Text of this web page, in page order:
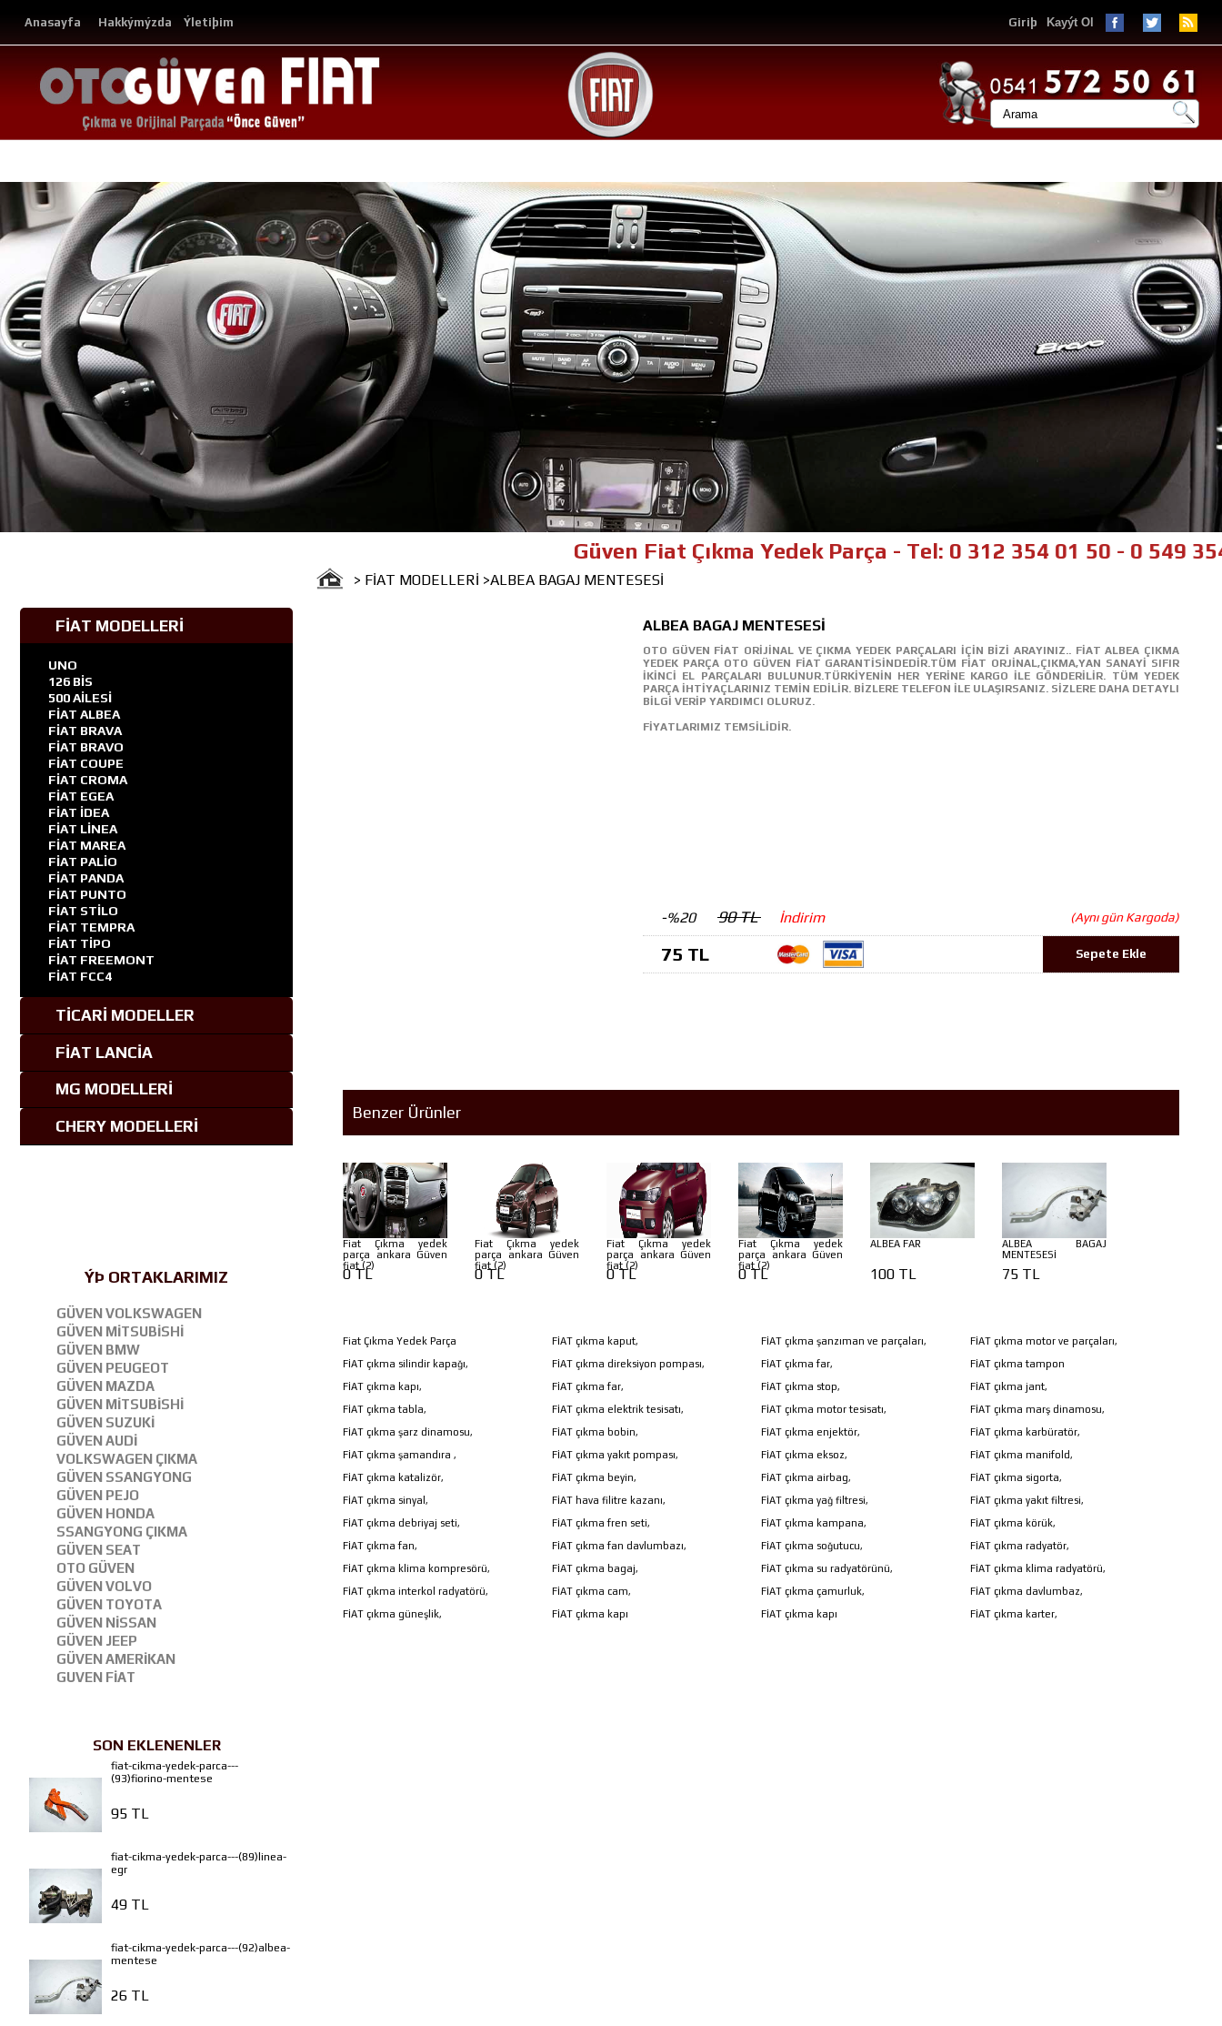
Anasayfa Hakkýmýzda Ýletiþim Giriþ
Güven Fiat Çıkma Yedek Parça - Tel: 0 312 354 01 50 - 0 549 354 01 50
FİAT MODELLERİ
UNO
126 BİS
500 AİLESİ
FİAT ALBEA
FİAT BRAVA
FİAT BRAVO
FİAT COUPE
FİAT CROMA
FİAT EGEA
FİAT İDEA
FİAT LİNEA
FİAT MAREA
FİAT PALİO
FİAT PANDA
FİAT PUNTO
FİAT STİLO
FİAT TEMPRA
FİAT TİPO
FİAT FREEMONT
FİAT FCC4
TİCARİ MODELLER
FİAT LANCİA
MG MODELLERİ
CHERY MODELLERİ
ÝÞ ORTAKLARIMIZ
GÜVEN VOLKSWAGEN
GÜVEN MİTSUBİSHİ
GÜVEN BMW
GÜVEN PEUGEOT
GÜVEN MAZDA
GÜVEN MİTSUBİSHİ
GÜVEN SUZUKİ
GÜVEN AUDİ
VOLKSWAGEN ÇIKMA
GÜVEN SSANGYONG
GÜVEN PEJO
GÜVEN HONDA
SSANGYONG ÇIKMA
GÜVEN SEAT
OTO GÜVEN
GÜVEN VOLVO
GÜVEN TOYOTA
GÜVEN NİSSAN
GÜVEN JEEP
GÜVEN AMERİKAN
GUVEN FİAT
SON EKLENENLER
fiat-cikma-yedek-parca---
(93)fiorino-mentese
95 TL
fiat-cikma-yedek-parca---(89)linea-
egr
49 TL
fiat-cikma-yedek-parca---(92)albea-
mentese
26 TL
> FİAT MODELLERİ >ALBEA BAGAJ MENTESESİ
ALBEA BAGAJ MENTESESİ
OTO GÜVEN FİAT ORİJİNAL VE ÇIKMA YEDEK PARÇALARI İÇİN BİZİ ARAYINIZ.. FİAT ALBEA ÇIKMA
YEDEK PARÇA OTO GÜVEN FİAT GARANTİSİNDEDİR.TÜM FİAT ORJİNAL,ÇIKMA,YAN SANAYİ SIFIR
İKİNCİ EL PARÇALARI BULUNUR.TÜRKİYENİN HER YERİNE KARGO İLE GÖNDERİLİR. TÜM YEDEK
PARÇA İHTİYAÇLARINIZ TEMİN EDİLİR. BİZLERE TELEFON İLE ULAŞIRSANIZ. SİZLERE DAHA DETAYLI
BİLGİ VERİP YARDIMCI OLURUZ.
FİYATLARIMIZ TEMSİLİDİR.
-%20 90 TL İndirim (Aynı gün Kargoda)
75 TL
Benzer Ürünler
Fiat Çıkma yedek
parça ankara Güven
fiat (2)
0 TL
Fiat Çıkma yedek
parça ankara Güven
fiat (2)
0 TL
Fiat Çıkma yedek
parça ankara Güven
fiat (2)
0 TL
Fiat Çıkma yedek
parça ankara Güven
fiat (2)
0 TL
ALBEA FAR
100 TL
ALBEA BAGAJ
MENTESESİ
75 TL
Fiat Çıkma Yedek Parça FİAT çıkma kaput, FİAT çıkma şanzıman ve parçaları, FİAT çıkma motor ve parçaları,
FİAT çıkma silindir kapağı, FİAT çıkma direksiyon pompası, FİAT çıkma far, FİAT çıkma tampon
FİAT çıkma kapı, FİAT çıkma far, FİAT çıkma stop, FİAT çıkma jant,
FİAT çıkma tabla, FİAT çıkma elektrik tesisatı, FİAT çıkma motor tesisatı, FİAT çıkma marş dinamosu,
FİAT çıkma şarz dinamosu, FİAT çıkma bobin, FİAT çıkma enjektör, FİAT çıkma karbüratör,
FİAT çıkma şamandıra , FİAT çıkma yakıt pompası, FİAT çıkma eksoz, FİAT çıkma manifold,
FİAT çıkma katalizör, FİAT çıkma beyin, FİAT çıkma airbag, FİAT çıkma sigorta,
FİAT çıkma sinyal, FİAT hava filitre kazanı, FİAT çıkma yağ filtresi, FİAT çıkma yakıt filtresi,
FİAT çıkma debriyaj seti, FİAT çıkma fren seti, FİAT çıkma kampana, FİAT çıkma körük,
FİAT çıkma fan, FİAT çıkma fan davlumbazı, FİAT çıkma soğutucu, FİAT çıkma radyatör,
FİAT çıkma klima kompresörü, FİAT çıkma bagaj, FİAT çıkma su radyatörünü, FİAT çıkma klima radyatörü,
FİAT çıkma interkol radyatörü, FİAT çıkma cam, FİAT çıkma çamurluk, FİAT çıkma davlumbaz,
FİAT çıkma güneşlik, FİAT çıkma kapı FİAT çıkma kapı FİAT çıkma karter,